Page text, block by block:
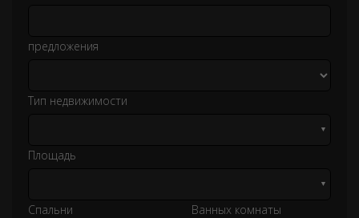
предложения
Тип недвижимости
▼
Площадь
▼
Спальни Ванных комнаты